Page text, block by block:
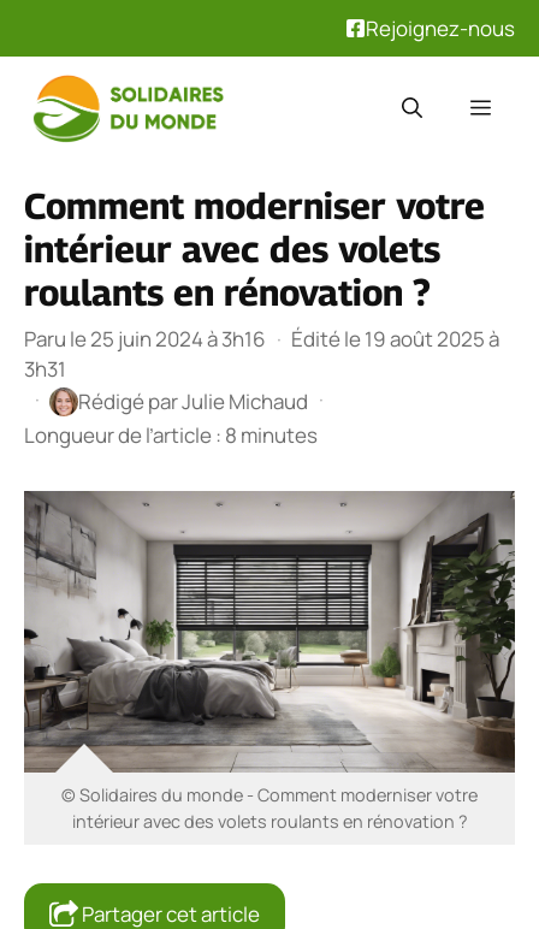
Rejoignez-nous
contenu
Comment moderniser votre
intérieur avec des volets
roulants en rénovation ?
Paru le 25 juin 2024 à 3h16 · Édité le 19 août 2025 à
3h31
·
Rédigé parJulie Michaud ·
Longueur de l’article : 8 minutes
© Solidaires du monde - Comment moderniser votre
intérieur avec des volets roulants en rénovation ?
Partager cet article